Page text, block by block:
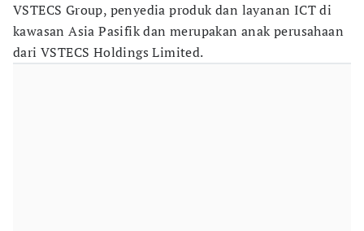
VSTECS Group, penyedia produk dan layanan ICT di
kawasan Asia Pasifik dan merupakan anak perusahaan
dari VSTECS Holdings Limited.